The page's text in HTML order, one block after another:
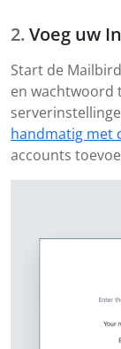
Voeg uw
Start de
en wachtwoord
handmatig met
accounts